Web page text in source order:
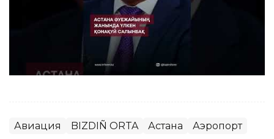
Авиация BIZDIÑ ORTA Астана Аэропорт